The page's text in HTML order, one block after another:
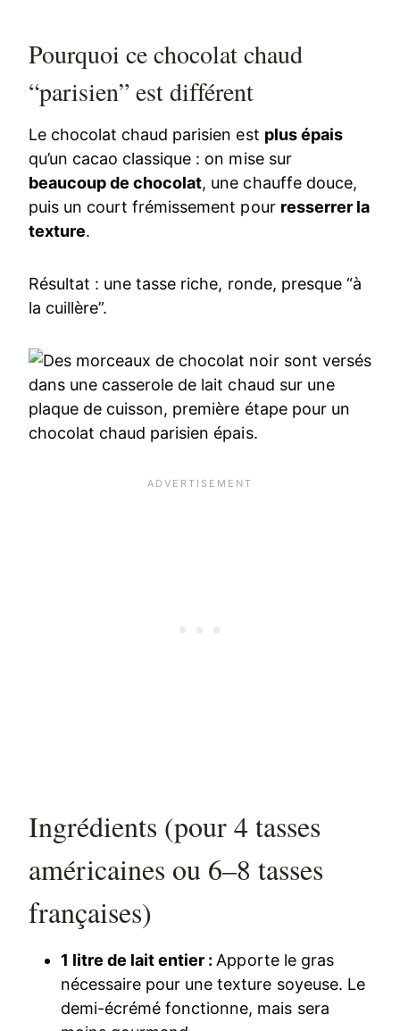
Pourquoi ce chocolat chaud
“parisien” est différent
Le chocolat chaud parisien est plus épais
qu’un cacao classique : on mise sur
beaucoup de chocolat, une chauffe douce,
puis un court frémissement pour resserrer la
texture.
Résultat : une tasse riche, ronde, presque “à
la cuillère”.
Ingrédients (pour 4 tasses
américaines ou 6–8 tasses
françaises)
1 litre de lait entier : Apporte le gras
nécessaire pour une texture soyeuse. Le
demi-écrémé fonctionne, mais sera